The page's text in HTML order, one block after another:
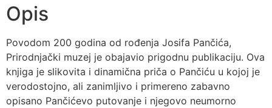
Opis
Povodom 200 godina od rođenja Josifa Pančića,
Prirodnjački muzej je obajavio prigodnu publikaciju. Ova
knjiga je slikovita i dinamična priča o Pančiću u kojoj je
verodostojno, ali zanimljivo i primereno zabavno
opisano Pančićevo putovanje i njegovo neumorno